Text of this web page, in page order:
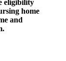
eligibility
home
and